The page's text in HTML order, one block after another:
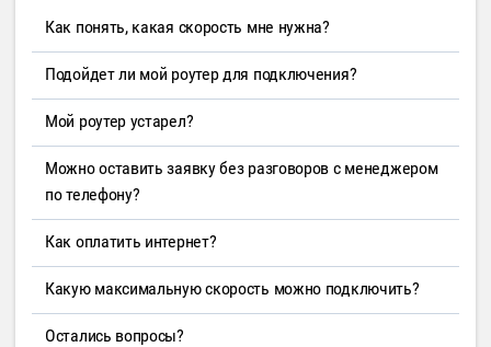
Как понять, какая скорость мне нужна?
Подойдет ли мой роутер для подключения?
Мой роутер устарел?
Можно оставить заявку без разговоров с менеджером
по телефону?
Как оплатить интернет?
Какую максимальную скорость можно подключить?
Остались вопросы?